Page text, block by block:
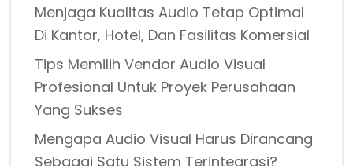
Menjaga Kualitas Audio Tetap Optimal
Di Kantor, Hotel, Dan Fasilitas Komersial
Tips Memilih Vendor Audio Visual
Profesional Untuk Proyek Perusahaan
Yang Sukses
Mengapa Audio Visual Harus Dirancang
Sebagai Satu Sistem Terintegrasi?